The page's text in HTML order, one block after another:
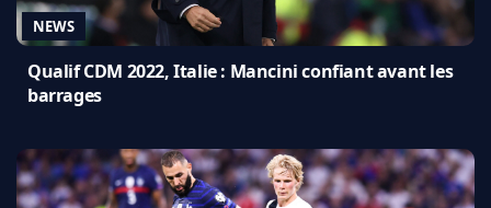
NEWS
Qualif CDM 2022, Italie : Mancini confiant avant les
barrages